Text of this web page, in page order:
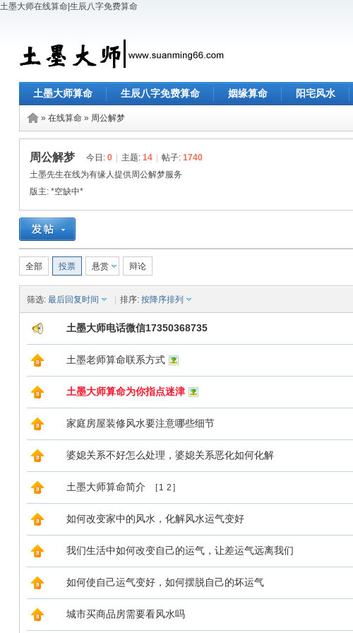
土墨大师在线算命|生辰八字免费算命
土墨大师算命 生辰八字免费算命 姻缘算命 阳宅风水
» 在线算命» 周公解梦
周公解梦 今日: 0 主题: 14 帖子: 1740
土墨先生在线为有缘人提供周公解梦服务
版主: *空缺中*
全部 投票 悬赏 辩论
筛选: 最后回复时间 排序: 按降序排列
土墨大师电话微信17350368735
土墨老师算命联系方式
土墨大师算命为你指点迷津
家庭房屋装修风水要注意哪些细节
婆媳关系不好怎么处理，婆媳关系恶化如何化解
土墨大师算命简介 [ 1 2 ]
如何改变家中的风水，化解风水运气变好
我们生活中如何改变自己的运气，让差运气远离我们
如何使自己运气变好，如何摆脱自己的坏运气
城市买商品房需要看风水吗